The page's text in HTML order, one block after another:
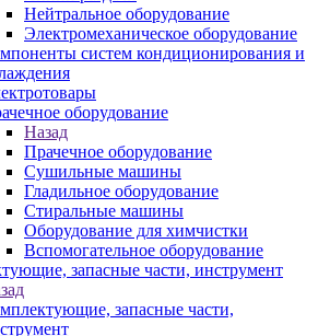
Нейтральное оборудование
Электромеханическое оборудование
систем кондиционирования и
оборудование
Назад
Прачечное оборудование
Сушильные машины
Гладильное оборудование
Стиральные машины
Оборудование для химчистки
Вспомогательное оборудование
запасные части, инструмент
запасные части,